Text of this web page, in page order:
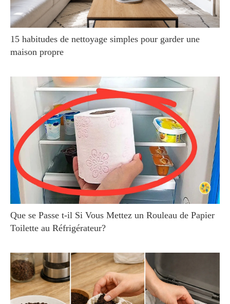
15 habitudes de nettoyage simples pour garder une
maison propre
Que se Passe t-il Si Vous Mettez un Rouleau de Papier
Toilette au Réfrigérateur?